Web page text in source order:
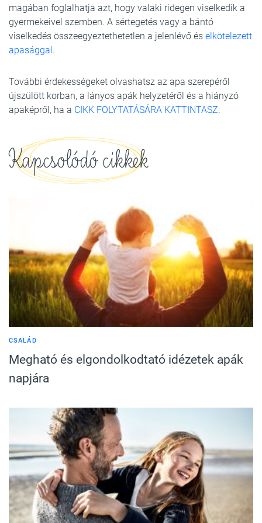
magában foglalhatja azt, hogy valaki ridegen viselkedik a
gyermekeivel szemben. A sértegetés vagy a bántó
viselkedés összeegyeztethetetlen a jelenlévő és elkötelezett
apasággal.
További érdekességeket olvashatsz az apa szerepéről
újszülött korban, a lányos apák helyzetéről és a hiányzó
apaképről, ha a CIKK FOLYTATÁSÁRA KATTINTASZ.
Kapcsolódó cikkek
CSALÁD
Megható és elgondolkodtató idézetek apák
napjára